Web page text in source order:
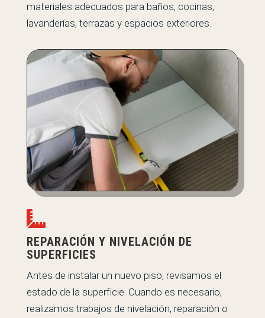
materiales adecuados para baños, cocinas,
lavanderías, terrazas y espacios exteriores.

REPARACIÓN Y NIVELACIÓN DE
SUPERFICIES
Antes de instalar un nuevo piso, revisamos el
estado de la superficie. Cuando es necesario,
realizamos trabajos de nivelación, reparación o